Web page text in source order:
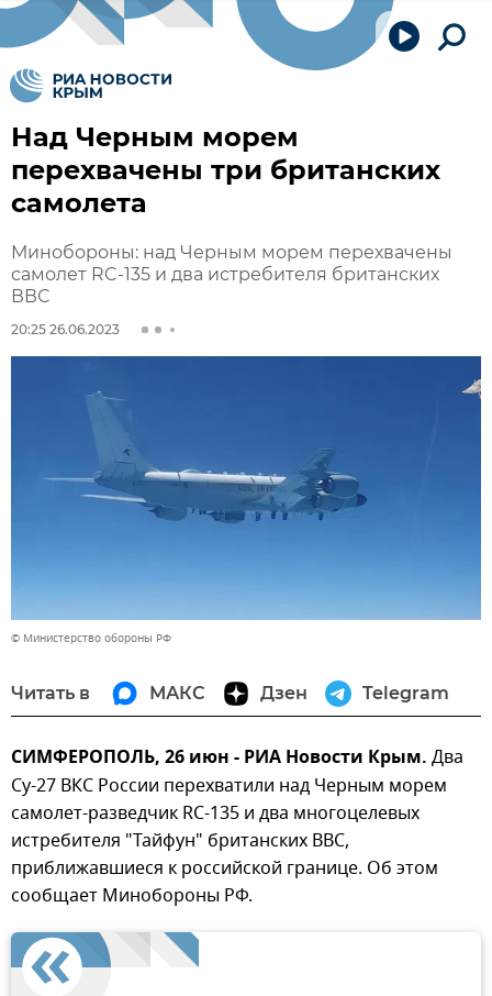
Над Черным морем
перехвачены три британских
самолета
Минобороны: над Черным морем перехвачены
самолет RC-135 и два истребителя британских
ВВС
20:25 26.06.2023
© Министерство обороны РФ
Читать в МАКС Дзен Telegram
СИМФЕРОПОЛЬ, 26 июн - РИА Новости Крым. Два
Су-27 ВКС России перехватили над Черным морем
самолет-разведчик RC-135 и два многоцелевых
истребителя "Тайфун" британских ВВС,
приближавшиеся к российской границе. Об этом
сообщает Минобороны РФ.